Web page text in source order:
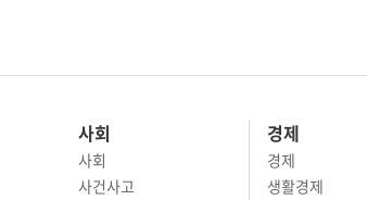
사회
사회
사건사고
경제
경제
생활경제